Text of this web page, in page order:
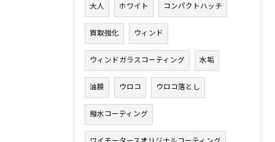
大人 ホワイト コンパクトハッチ
買取強化 ウィンド
ウィンドガラスコーティング 水垢
油膜 ウロコ ウロコ落とし
撥水コーティング